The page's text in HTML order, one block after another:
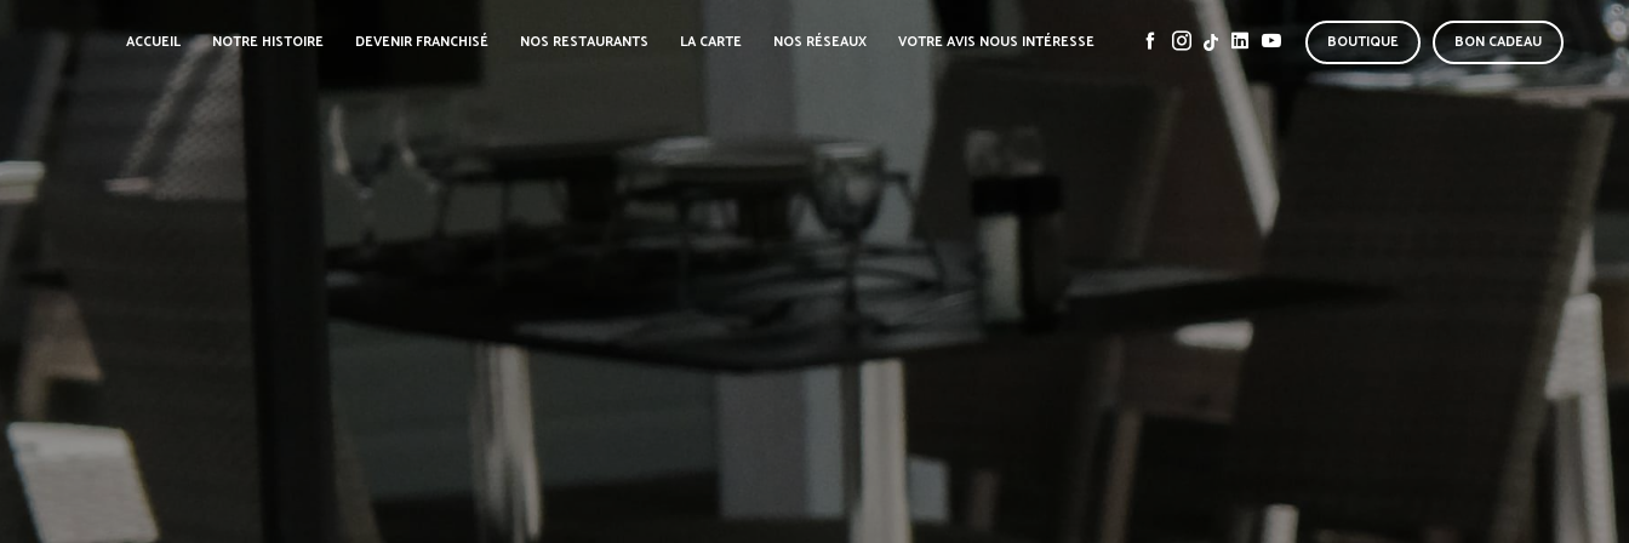
ACCUEIL NOTRE HISTOIRE DEVENIR FRANCHISÉ NOS RESTAURANTS LA CARTE NOS RÉSEAUX VOTRE AVIS NOUS INTÉRESSE BOUTIQUE BON CADEAU